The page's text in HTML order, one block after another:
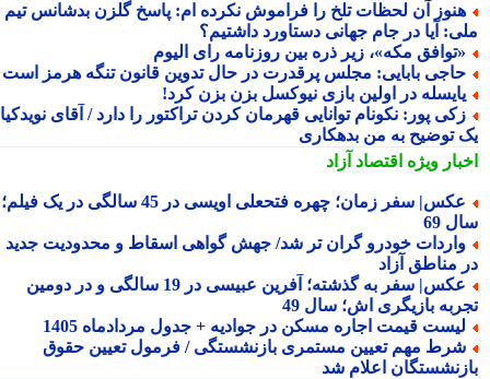
آن لحظات تلخ را فراموش نکرده ام: پاسخ گلزن بدشانس تیم
آیا در جام جهانی دستاورد داشتیم؟
مکه»، زیر ذره بین روزنامه رای الیوم
بابایی: مجلس پرقدرت در حال تدوین قانون تنگه هرمز است
در اولین بازی نیوکسل بزن بزن کرد!
پور: نکونام توانایی قهرمان کردن تراکتور را دارد / آقای نویدکیا!
توضیح به من بدهکاری
ویژهاقتصاد آزاد
عکس| سفر زمان؛ چهره فتحعلی اویسی در 45 سالگی در یک فیلم؛
69
خودرو گران تر شد/ جهش گواهی اسقاط و محدودیت جدید
مناطق آزاد
عکس| سفر به گذشته؛ آفرین عبیسی در 19 سالگی و در دومین
بازیگری اش؛ سال 49
قیمت اجاره مسکن در جوادیه + جدول مردادماه 1405
مهم تعیین مستمری بازنشستگی / فرمول تعیین حقوق
اعلام شد